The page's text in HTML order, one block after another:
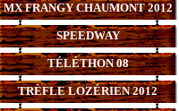
MX FRANGY CHAUMONT 2012
SPEEDWAY
TÉLÉTHON 08
TRÈFLE LOZÉRIEN 2012